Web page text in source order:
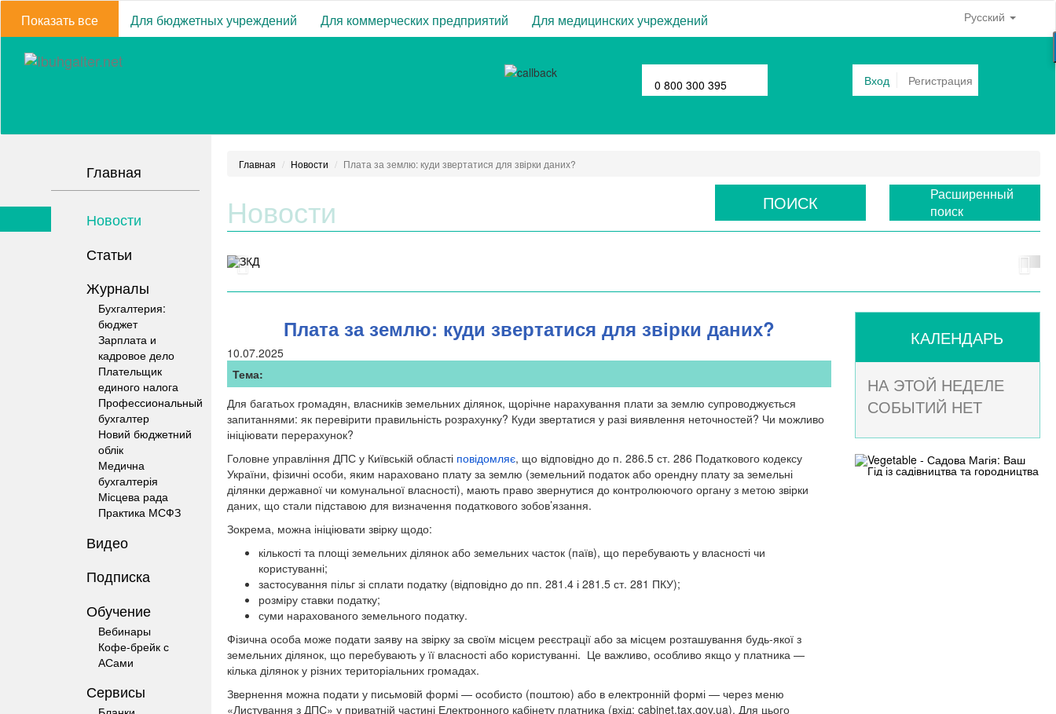
Показать все Для бюджетных учреждений Для коммерческих предприятий Для медицинских учреждений Русский
0 800 300 395 Вход Регистрация
Главная
Новости
Статьи
Журналы
Бухгалтерия:
бюджет
Зарплата и
кадровое дело
Плательщик
единого налога
Профессиональный
бухгалтер
Новий бюджетний
облік
Медична
бухгалтерія
Місцева рада
Практика МСФЗ
Видео
Подписка
Обучение
Вебинары
Кофе-брейк с
АСами
Сервисы
Главная Новости Плата за землю: куди звертатися для звірки даних?
Новости ПОИСК
Расширенный
поиск
Плата за землю: куди звертатися для звірки даних?
10.07.2025
Тема:
Для багатьох громадян, власників земельних ділянок, щорічне нарахування плати за землю супроводжується
запитаннями: як перевірити правильність розрахунку? Куди звертатися у разі виявлення неточностей? Чи можливо
ініціювати перерахунок?
Головне управління ДПС у Київській області повідомляє, що відповідно до п. 286.5 ст. 286 Податкового кодексу
України, фізичні особи, яким нараховано плату за землю (земельний податок або орендну плату за земельні
ділянки державної чи комунальної власності), мають право звернутися до контролюючого органу з метою звірки
даних, що стали підставою для визначення податкового зобов’язання.
Зокрема, можна ініціювати звірку щодо:
кількості та площі земельних ділянок або земельних часток (паїв), що перебувають у власності чи
користуванні;
застосування пільг зі сплати податку (відповідно до пп. 281.4 і 281.5 ст. 281 ПКУ);
розміру ставки податку;
суми нарахованого земельного податку.
Фізична особа може подати заяву на звірку за своїм місцем реєстрації або за місцем розташування будь-якої з
земельних ділянок, що перебувають у її власності або користуванні. Це важливо, особливо якщо у платника —
кілька ділянок у різних територіальних громадах.
Звернення можна подати у письмовій формі — особисто (поштою) або в електронній формі — через меню
«Листування з ДПС» у приватній частині Електронного кабінету платника (вхід: cabinet.tax.gov.ua). Для цього
КАЛЕНДАРЬ
НА ЭТОЙ НЕДЕЛЕ
СОБЫТИЙ НЕТ